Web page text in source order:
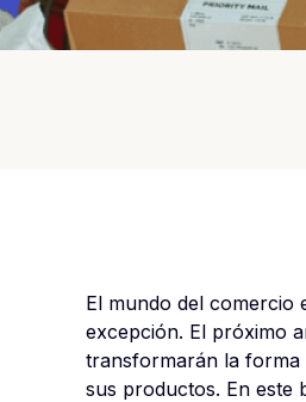
El mundo del comercio
excepción. El próximo
transformarán la forma
sus productos. En este